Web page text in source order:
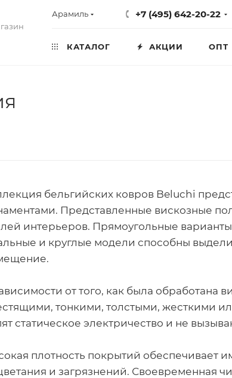
Арамиль +7 (495) 642-20-22
КАТАЛОГ АКЦИИ ОПТ
бельгийских ковров Beluchi
Представленные вискозные
интерьеров. Прямоугольные
и круглые модели способны
от того, как была обработана
тонкими, толстыми, жесткими
статическое электричество и не
плотность покрытий обеспечивает
и загрязнений. Своевременная